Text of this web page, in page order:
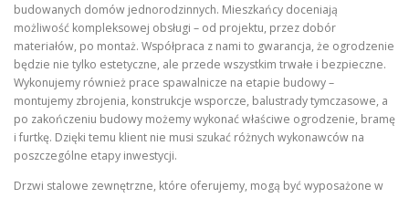
budowanych domów jednorodzinnych. Mieszkańcy doceniają
możliwość kompleksowej obsługi – od projektu, przez dobór
materiałów, po montaż. Współpraca z nami to gwarancja, że ogrodzenie
będzie nie tylko estetyczne, ale przede wszystkim trwałe i bezpieczne.
Wykonujemy również prace spawalnicze na etapie budowy –
montujemy zbrojenia, konstrukcje wsporcze, balustrady tymczasowe, a
po zakończeniu budowy możemy wykonać właściwe ogrodzenie, bramę
i furtkę. Dzięki temu klient nie musi szukać różnych wykonawców na
poszczególne etapy inwestycji.
Drzwi stalowe zewnętrzne, które oferujemy, mogą być wyposażone w